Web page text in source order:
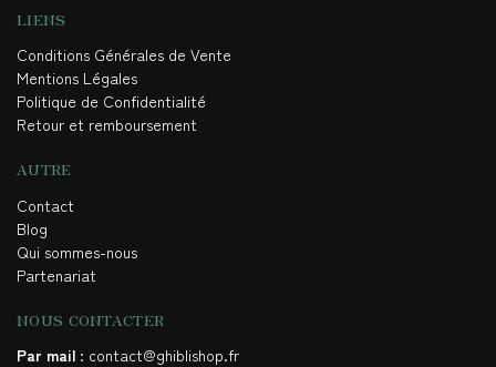
LIENS
Conditions Générales de Vente
Mentions Légales
Politique de Confidentialité
Retour et remboursement
AUTRE
Contact
Blog
Qui sommes-nous
Partenariat
NOUS CONTACTER
Par mail : contact@ghiblishop.fr